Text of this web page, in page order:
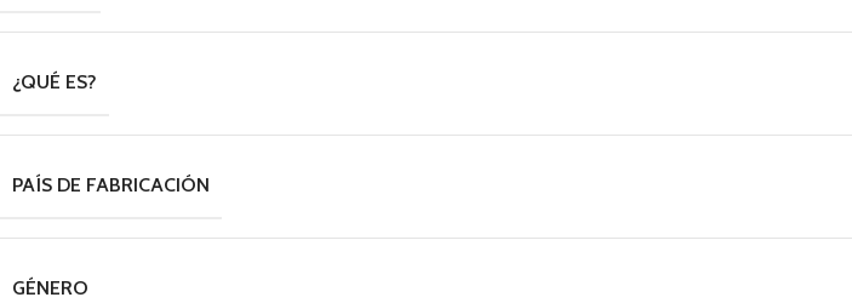
¿QUÉ ES?
PAÍS DE FABRICACIÓN
GÉNERO